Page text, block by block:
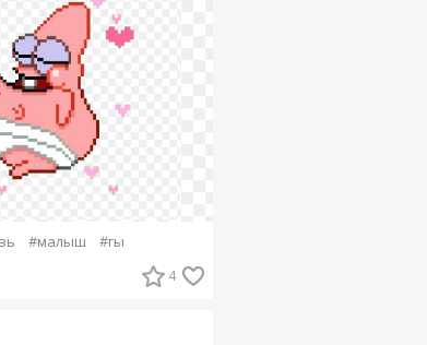
#малыш #гы
4